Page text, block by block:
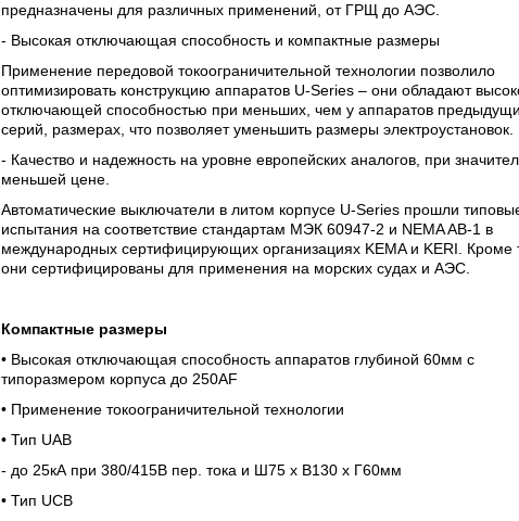
предназначены для различных применений, от ГРЩ до АЭС.
- Высокая отключающая способность и компактные размеры
Применение передовой токоограничительной технологии позволило
оптимизировать конструкцию аппаратов U-Series – они обладают
отключающей способностью при меньших, чем у аппаратов
серий, размерах, что позволяет уменьшить размеры электроустановок.
- Качество и надежность на уровне европейских аналогов, при
меньшей цене.
Автоматические выключатели в литом корпусе U-Series прошли
испытания на соответствие стандартам МЭК 60947-2 и NEMA AB-1 в
международных сертифицирующих организациях KEMA и KERI. Кроме
они сертифицированы для применения на морских судах и АЭС.
Компактные размеры
• Высокая отключающая способность аппаратов глубиной 60мм с
типоразмером корпуса до 250AF
• Применение токоограничительной технологии
• Тип UAB
- до 25кА при 380/415В пер. тока и Ш75 х В130 х Г60мм
• Тип UCB